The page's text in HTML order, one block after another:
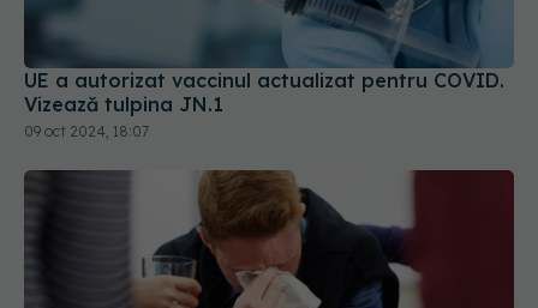
UE a autorizat vaccinul actualizat pentru COVID.
Vizează tulpina JN.1
09 oct 2024, 18:07